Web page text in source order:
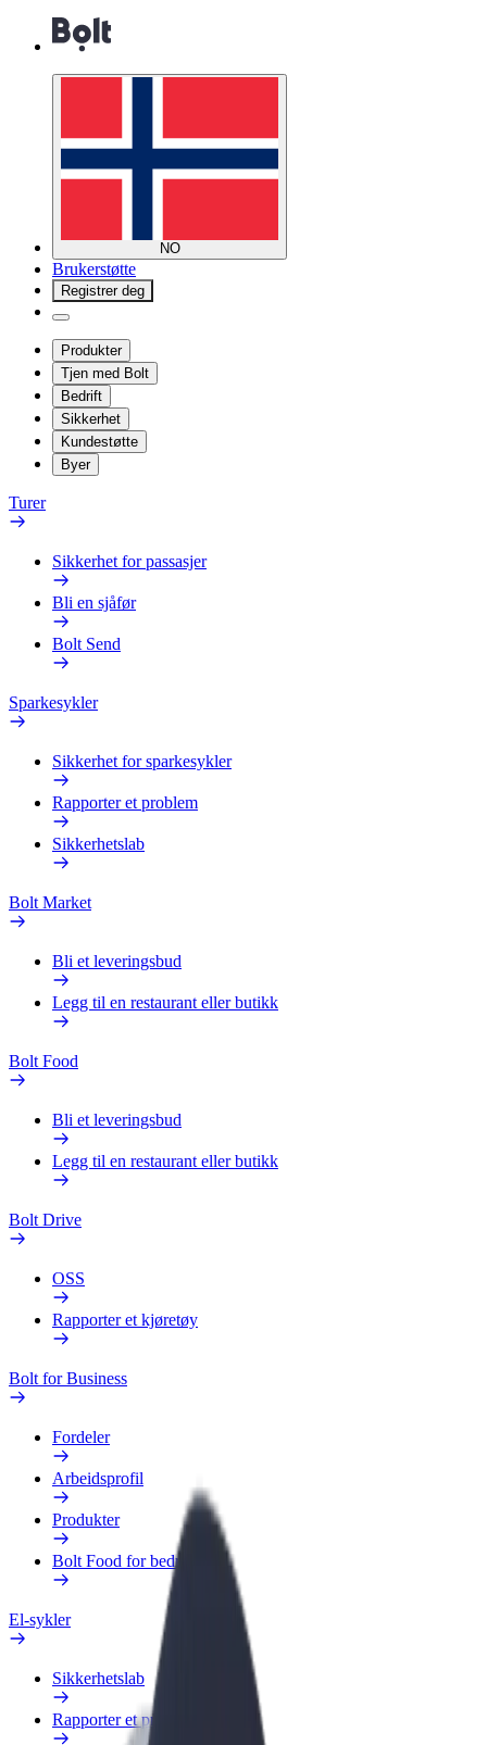
NO
Brukerstøtte
Registrer deg
Produkter
Tjen med Bolt
Bedrift
Sikkerhet
Kundestøtte
Byer
Turer
Sikkerhet for passasjer
Bli en sjåfør
Bolt Send
Sparkesykler
Sikkerhet for sparkesykler
Rapporter et problem
Sikkerhetslab
Bolt Market
Bli et leveringsbud
Legg til en restaurant eller butikk
Bolt Food
Bli et leveringsbud
Legg til en restaurant eller butikk
Bolt Drive
OSS
Rapporter et kjøretøy
Bolt for Business
Fordeler
Arbeidsprofil
Produkter
Bolt Food for bedrifter
El-sykler
Sikkerhetslab
Rapporter et problem